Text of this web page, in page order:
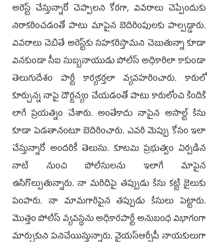
అరెస్ట్ చేస్తున్నారో చెప్పాలని కోరగా, వివరాలు చెప్పేందుకు
నిరాకరించడంతో పాటు మాపైన బెదిరింపులకు పాల్పడ్డారు.
వివరాలు చెబితే అరెస్ట్‌కు సహకరిస్తామని చెబుతున్నా కూడా
వినకుండా సీఐ సుబ్బనాయుడు పోలీస్ అధికారిలా కాకుండా
తెలుగుదేశం పార్టీ కార్యకర్తలా వ్యవహరించారు. కారులో
కూర్చున్న నాపై దౌర్జన్యం చేయడంతో పాటు కారులోంచి కిందికి
లాగే ప్రయత్నం చేశారు. అంతేకాదు నాపైన అసాల్ట్ కేసు
కూడా పెడతానంటూ బెదిరించారు. ఎవరి మెప్పు కోసం ఇలా
చేస్తున్నారో అందరికీ తెలుసు. కూటమి ప్రభుత్వం ఏర్పడిన
నాటి నుంచి పోలీసులను ఇలాగే మాపైన
ఉసిగొల్పుతున్నారు. నా మరిదిపై తప్పుడు కేసు కట్టి జైలుకు
పంపారు. నా మామగారిపైన తప్పుడు కేసులు పెట్టారు.
మొత్తం పోలీస్ వ్యవస్థను అధికారపార్టీ అనుబంధ విభాగంగా
మార్చుకుని పనిచేయిస్తున్నారు. వైయస్ఆర్సీపీ నాయకులుగా